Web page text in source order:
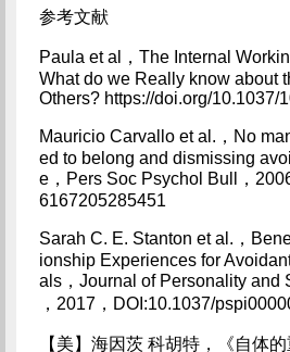
参考文献
Paula et al，The Internal
What do we Really know about
Others? https://doi.org/10.1037/
Mauricio Carvallo et al.，No
ed to belong and dismissing
e，Pers Soc Psychol Bull，
6167205285451
Sarah C. E. Stanton et al.，
ionship Experiences for
als，Journal of Personality and
，2017，DOI:10.1037/
【美】海因茨 科胡特，《自体